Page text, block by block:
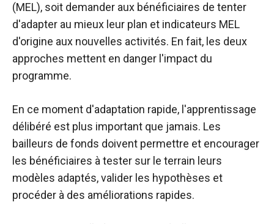
(MEL), soit demander aux bénéficiaires de tenter
d'adapter au mieux leur plan et indicateurs MEL
d'origine aux nouvelles activités. En fait, les deux
approches mettent en danger l'impact du
programme.
En ce moment d'adaptation rapide, l'apprentissage
délibéré est plus important que jamais. Les
bailleurs de fonds doivent permettre et encourager
les bénéficiaires à tester sur le terrain leurs
modèles adaptés, valider les hypothèses et
procéder à des améliorations rapides.